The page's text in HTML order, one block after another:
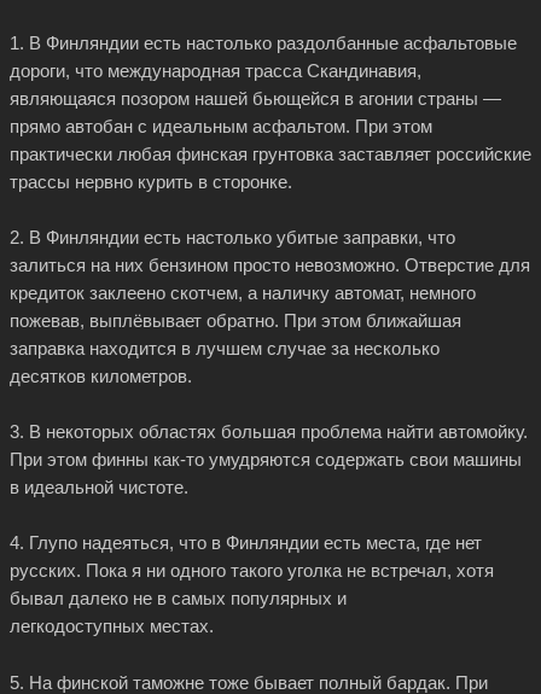
1. В Финляндии есть настолько раздолбанные асфальтовые
дороги, что международная трасса Скандинавия,
являющаяся позором нашей бьющейся в агонии страны —
прямо автобан с идеальным асфальтом. При этом
практически любая финская грунтовка заставляет российские
трассы нервно курить в сторонке.
2. В Финляндии есть настолько убитые заправки, что
залиться на них бензином просто невозможно. Отверстие для
кредиток заклеено скотчем, а наличку автомат, немного
пожевав, выплёвывает обратно. При этом ближайшая
заправка находится в лучшем случае за несколько
десятков километров.
3. В некоторых областях большая проблема найти автомойку.
При этом финны как-тоумудряются содержать свои машины
в идеальной чистоте.
4. Глупо надеяться, что в Финляндии есть места, где нет
русских. Пока я ни одного такого уголка не встречал, хотя
бывал далеко не в самых популярных и
легкодоступных местах.
5. На финской таможне тоже бывает полный бардак. При